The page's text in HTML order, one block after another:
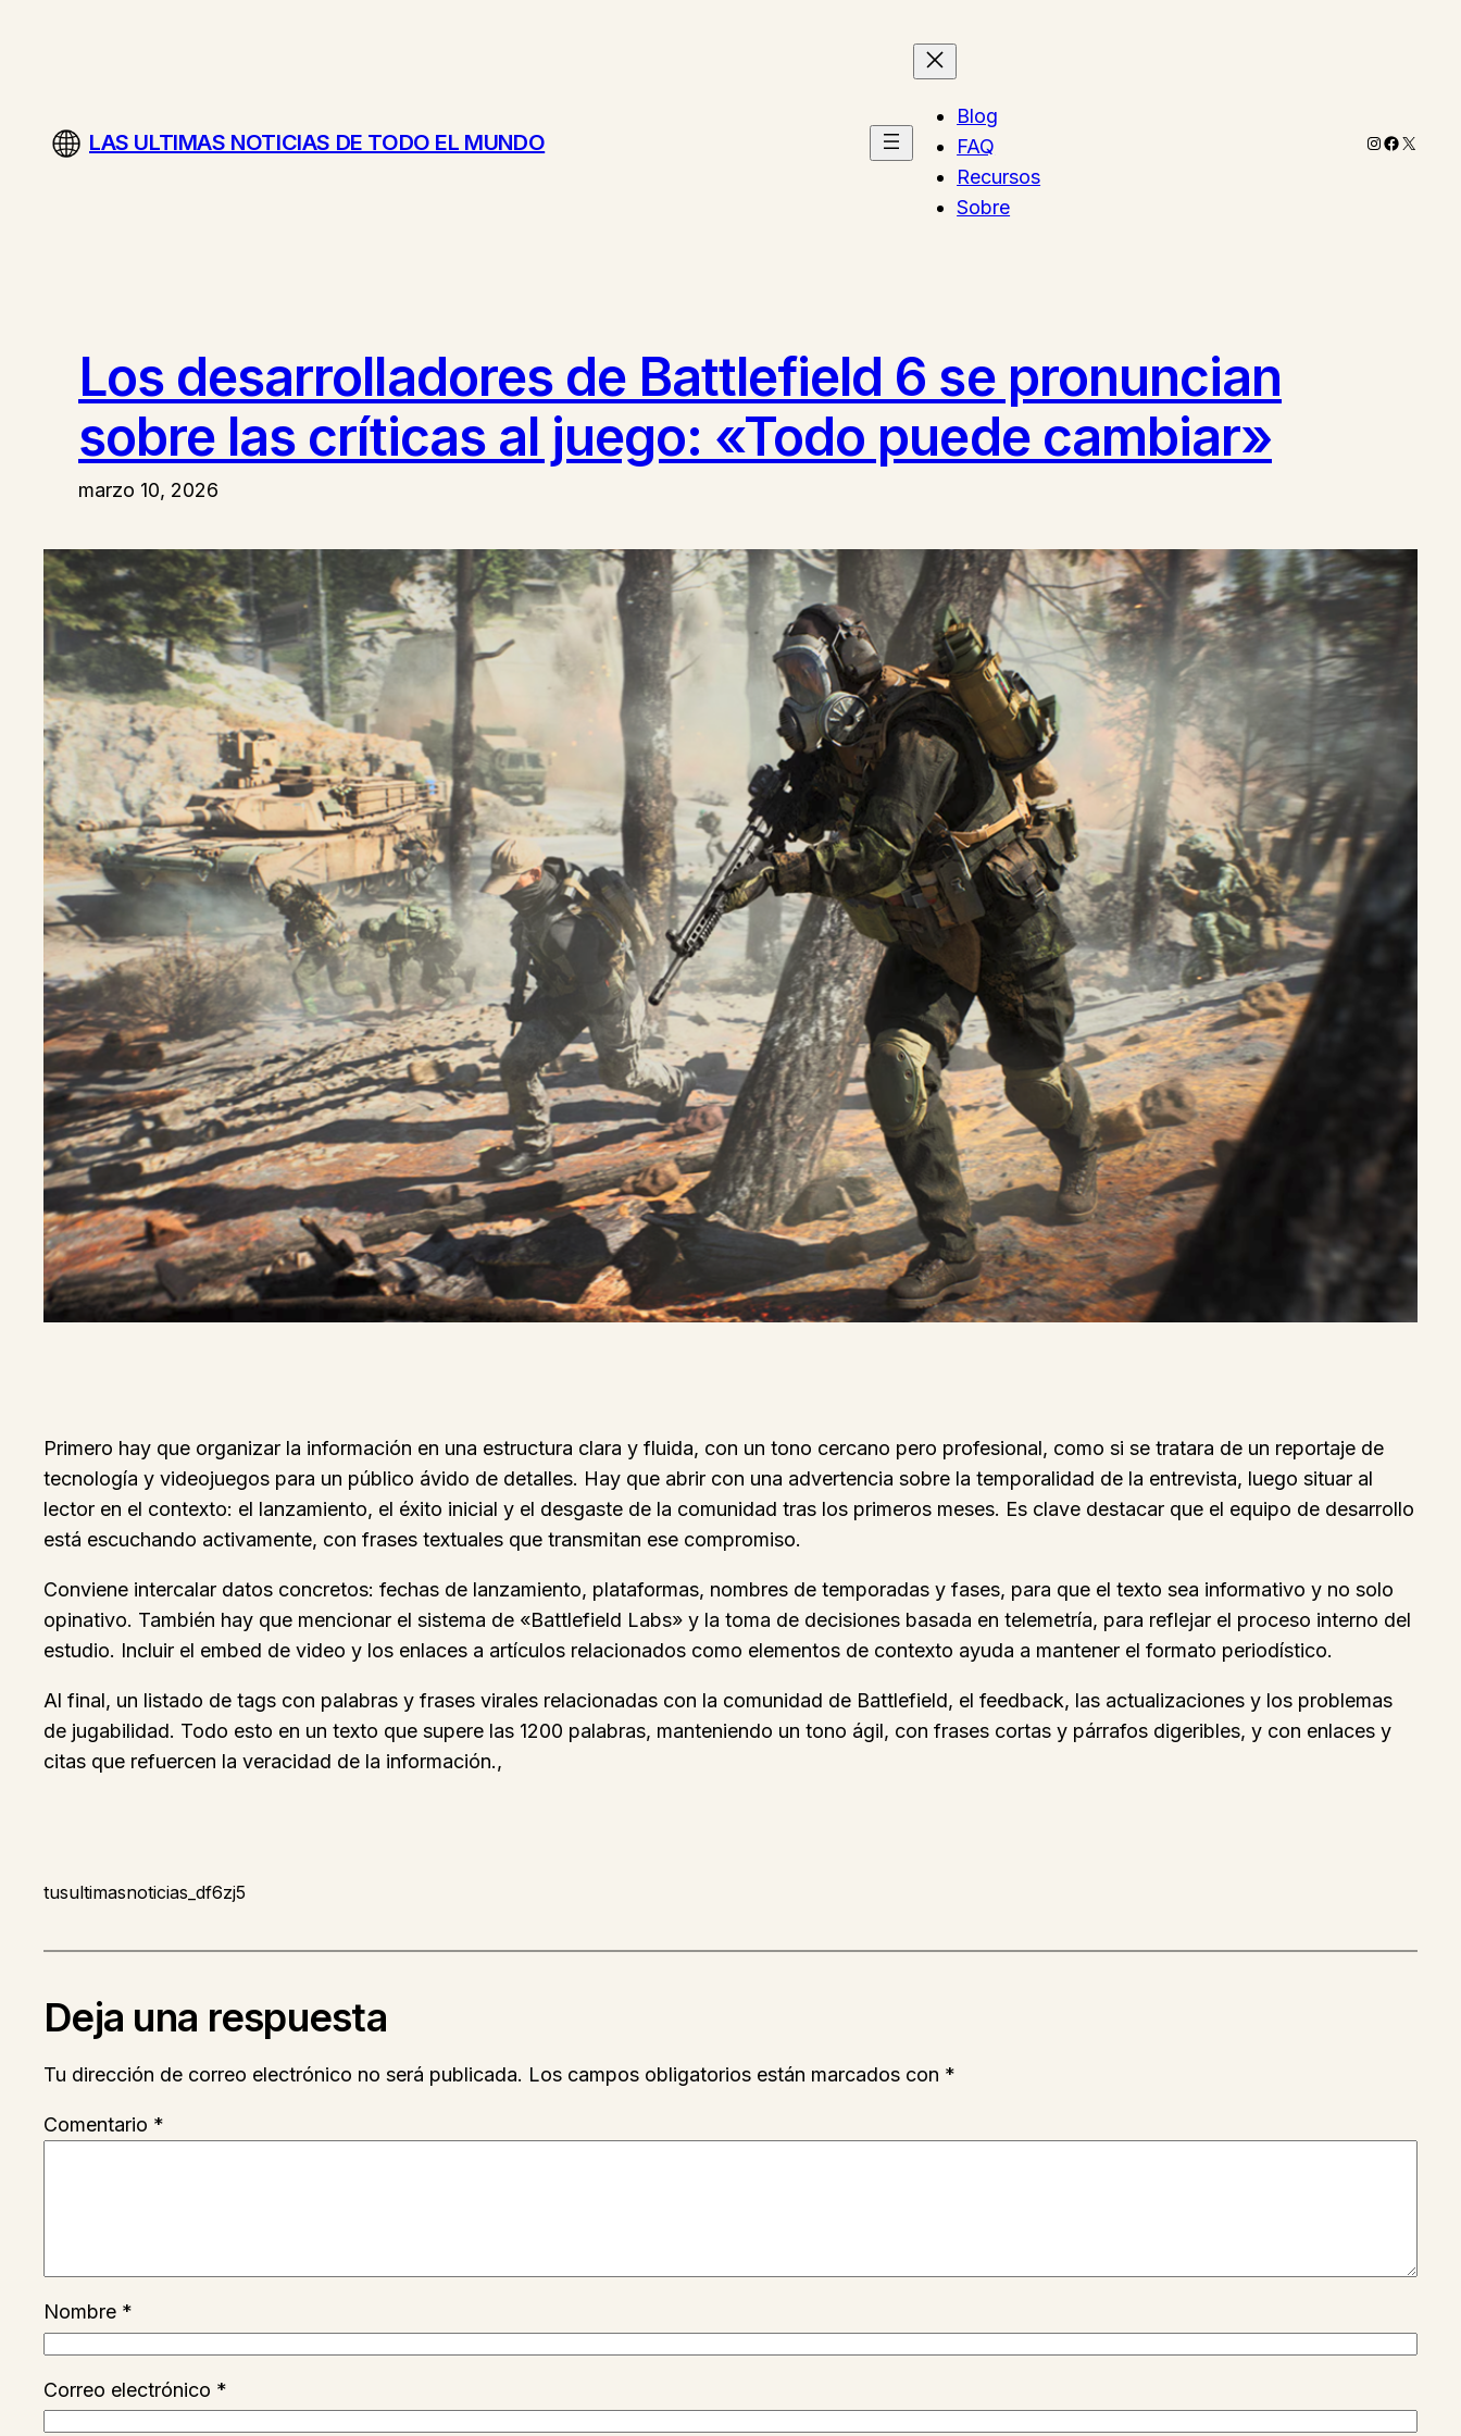
LAS ULTIMAS NOTICIAS DE TODO EL MUNDO
Blog
FAQ
Recursos
Sobre
Instagram
X
Los desarrolladores de Battlefield 6 se pronuncian
sobre las críticas al juego: «Todo puede cambiar»
marzo 10, 2026
Primero hay que organizar la información en una estructura clara y fluida, con un tono cercano pero profesional, como si se tratara de un reportaje de
tecnología y videojuegos para un público ávido de detalles. Hay que abrir con una advertencia sobre la temporalidad de la entrevista, luego situar al
lector en el contexto: el lanzamiento, el éxito inicial y el desgaste de la comunidad tras los primeros meses. Es clave destacar que el equipo de desarrollo
está escuchando activamente, con frases textuales que transmitan ese compromiso.
Conviene intercalar datos concretos: fechas de lanzamiento, plataformas, nombres de temporadas y fases, para que el texto sea informativo y no solo
opinativo. También hay que mencionar el sistema de «Battlefield Labs» y la toma de decisiones basada en telemetría, para reflejar el proceso interno del
estudio. Incluir el embed de video y los enlaces a artículos relacionados como elementos de contexto ayuda a mantener el formato periodístico.
Al final, un listado de tags con palabras y frases virales relacionadas con la comunidad de Battlefield, el feedback, las actualizaciones y los problemas
de jugabilidad. Todo esto en un texto que supere las 1200 palabras, manteniendo un tono ágil, con frases cortas y párrafos digeribles, y con enlaces y
citas que refuercen la veracidad de la información.,
tusultimasnoticias_df6zj5
Deja una respuesta
Tu dirección de correo electrónico no será publicada. Los campos obligatorios están marcados con *
Comentario *
Nombre *
Correo electrónico *